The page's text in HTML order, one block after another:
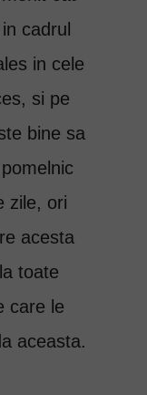
cadrul
in cele
si pe
bine sa
zile, ori
acesta
toate
care le
aceasta.